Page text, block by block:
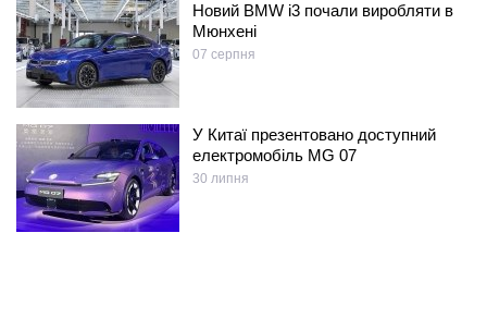
Новий BMW i3 почали виробляти в
Мюнхені
07 серпня
У Китаї презентовано доступний
електромобіль MG 07
30 липня